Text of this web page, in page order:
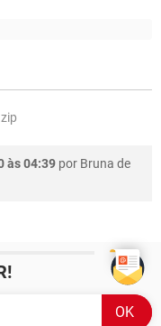
às 04:39 por Bruna de